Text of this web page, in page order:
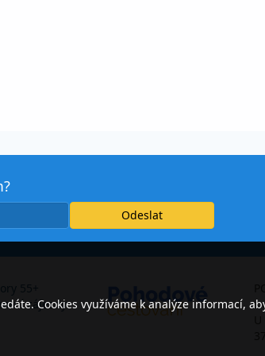
zájezdy
Cookies využíváme k analýze informací,